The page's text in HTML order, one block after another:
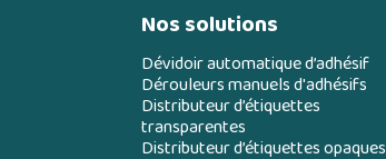
Nos solutions
Dévidoir automatique d’adhésif
Dérouleurs manuels d'adhésifs
Distributeur d’étiquettes
transparentes
Distributeur d’étiquettes opaques